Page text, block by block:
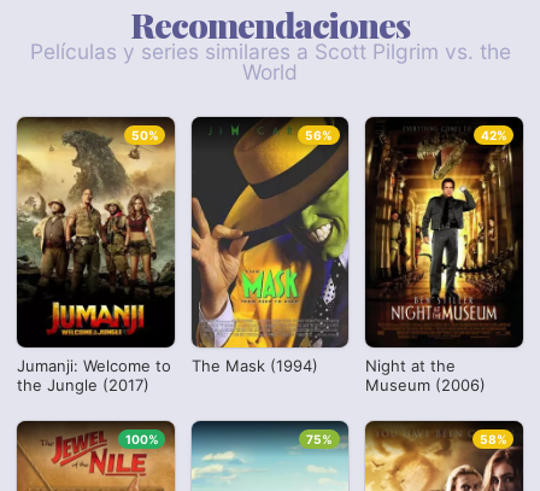
Recomendaciones
Películas y series similares a Scott Pilgrim vs. the
World
Jumanji: Welcome to
the Jungle (2017)
50%
The Mask (1994)
56%
Night at the
Museum (2006)
42%
100% 75% 58%